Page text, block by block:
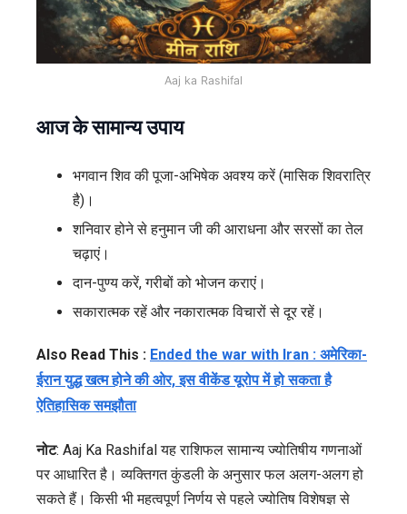
Aaj ka Rashifal
आज के सामान्य उपाय
भगवान शिव की पूजा-अभिषेक अवश्य करें (मासिक शिवरात्रि
है)।
शनिवार होने से हनुमान जी की आराधना और सरसों का तेल
चढ़ाएं।
दान-पुण्य करें, गरीबों को भोजन कराएं।
सकारात्मक रहें और नकारात्मक विचारों से दूर रहें।
Also Read This : Ended the war with Iran : अमेरिका-
ईरान युद्ध खत्म होने की ओर, इस वीकेंड यूरोप में हो सकता है
ऐतिहासिक समझौता
नोट: Aaj Ka Rashifal यह राशिफल सामान्य ज्योतिषीय गणनाओं
पर आधारित है। व्यक्तिगत कुंडली के अनुसार फल अलग-अलग हो
सकते हैं। किसी भी महत्वपूर्ण निर्णय से पहले ज्योतिष विशेषज्ञ से